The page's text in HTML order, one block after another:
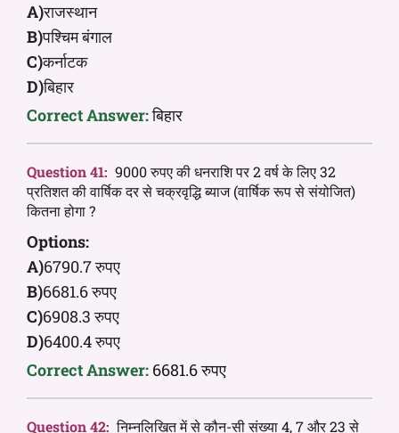
A)राजस्थान
B)पश्चिम बंगाल
C)कर्नाटक
D)बिहार
Correct Answer:बिहार
Question 41: 9000 रुपए की धनराशि पर 2 वर्ष के लिए 32
प्रतिशत की वार्षिक दर से चक्रवृद्धि ब्याज (वार्षिक रूप से संयोजित)
कितना होगा ?
Options:
A)6790.7 रुपए
B)6681.6 रुपए
C)6908.3 रुपए
D)6400.4 रुपए
Correct Answer: 6681.6 रुपए
Question 42: निम्नलिखित में से कौन-सी संख्या 4, 7 और 23 से